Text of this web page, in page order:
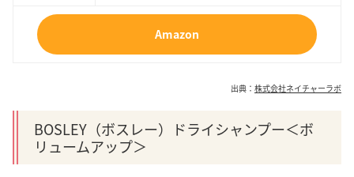
Amazon
出典： 株式会社ネイチャーラボ
BOSLEY（ボスレー）ドライシャンプー＜ボ
リュームアップ＞